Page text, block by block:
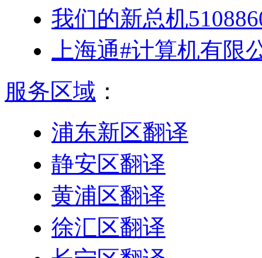
我们的新总机
上海通#计算机有限
服务区域 ：
浦东新区翻译
静安区翻译
黄浦区翻译
徐汇区翻译